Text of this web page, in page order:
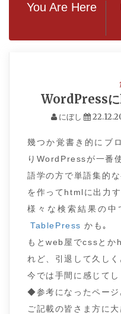
You Are Here
WordPressに
にぼし
幾つか覚書き的にブ
りWordPressが一番
語学の方で単語集的
を作ってhtmlに出力
様々な検索結果の中
TablePress かも｡
もとweb屋でcssとか
れど、引退して久しく
今では手間に感じてし
◆参考になったページ
ご記載の皆さま方に大